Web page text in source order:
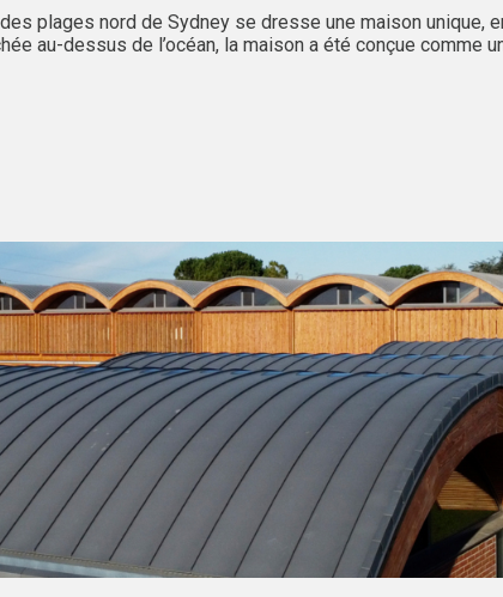
plages nord de Sydney se dresse une maison unique,
au-dessus de l’océan, la maison a été conçue comme